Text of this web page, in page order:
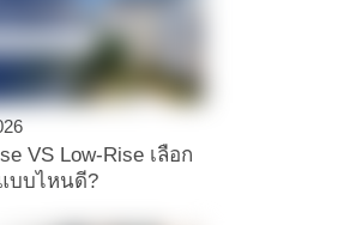
VS Low-Rise เลือก
บบไหนดี?